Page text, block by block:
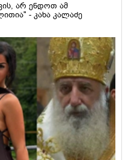
არ ენდოთ ამ
- კახა კალაძე